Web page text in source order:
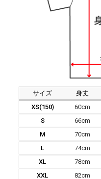
サイズ 身丈
XS(150)
60cm
S
66cm
M
70cm
L
74cm
XL
78cm
XXL
82cm